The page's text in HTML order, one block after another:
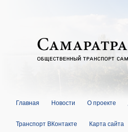
Главная Новости О проекте
Транспорт ВКонтакте Карта сайта